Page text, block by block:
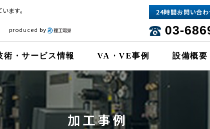
ます。
produced by
24時間お問い合わ
03-
術・サービス情報 VA・VE事例 設備概要
加工事例